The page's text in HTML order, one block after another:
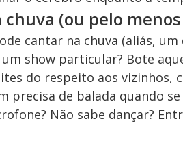
chuva (ou pelo
cantar na chuva (aliás,
show particular? Bote
do respeito aos vizinhos,
precisa de balada quando
Não sabe dançar?